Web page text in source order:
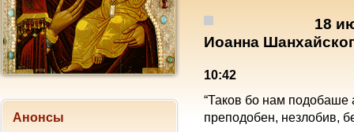
18
Иоанна
10:42
“Таков бо нам подобаше
преподобен, незлобив,
Анонсы